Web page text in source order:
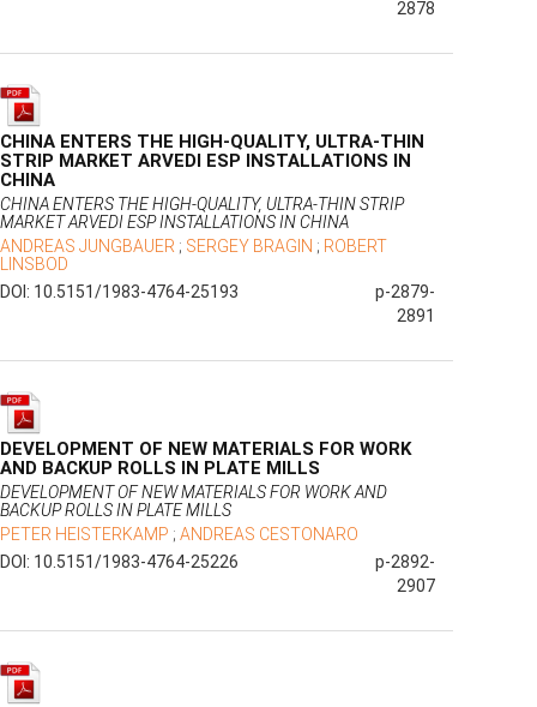
2878
CHINA ENTERS THE HIGH-QUALITY, ULTRA-THIN
STRIP MARKET ARVEDI ESP INSTALLATIONS IN
CHINA
CHINA ENTERS THE HIGH-QUALITY, ULTRA-THIN STRIP
MARKET ARVEDI ESP INSTALLATIONS IN CHINA
ANDREAS JUNGBAUER ; SERGEY BRAGIN ; ROBERT
LINSBOD
DOI: 10.5151/1983-4764-25193
p-2879-
2891
DEVELOPMENT OF NEW MATERIALS FOR WORK
AND BACKUP ROLLS IN PLATE MILLS
DEVELOPMENT OF NEW MATERIALS FOR WORK AND
BACKUP ROLLS IN PLATE MILLS
PETER HEISTERKAMP ; ANDREAS CESTONARO
DOI: 10.5151/1983-4764-25226
p-2892-
2907